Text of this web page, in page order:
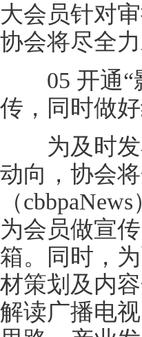
大会员针对
协会将尽全
05 开通“
传，同时做
为及时发
动向，协会
（
为会员做宣
箱。同时，
材策划及内
解读广播电